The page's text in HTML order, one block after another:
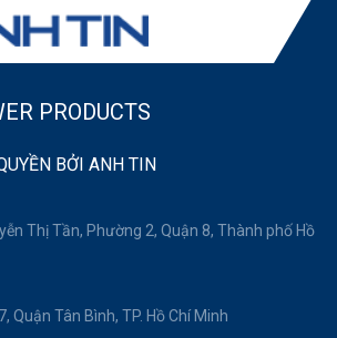
PRODUCTS
BỞI ANH TIN
Thị Tần, Phường 2, Quận 8, Thành phố Hồ
Quận Tân Bình, TP. Hồ Chí Minh